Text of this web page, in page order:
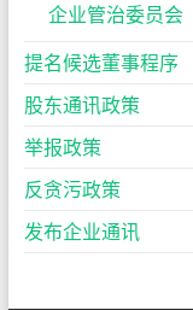
企业管治委员会
提名候选董事程序
股东通讯政策
举报政策
反贪污政策
发布企业通讯